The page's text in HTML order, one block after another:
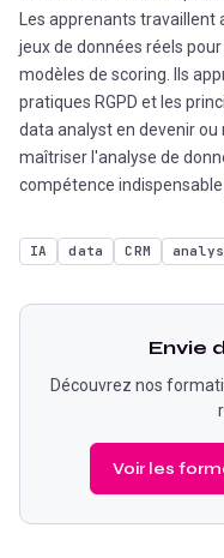
Les apprenants travaillent
jeux de données réels
modèles de scoring. Ils
pratiques RGPD et les
data analyst en devenir
maîtriser l'analyse de
compétence
IA data CRM
Envie
Découvrez nos
Voir les